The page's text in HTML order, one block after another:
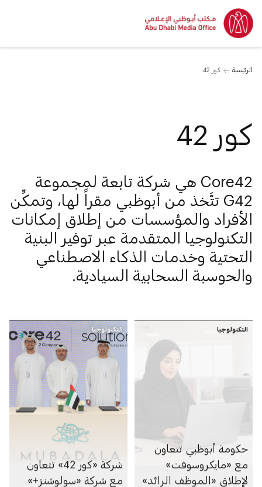
الرئيسية كور 42
كور 42
Core42 هي شركة تابعة لمجموعة
G42 تتَّخذ من أبوظبي مقراً لها، وتمكِّن
الأفراد والمؤسسات من إطلاق إمكانات
التكنولوجيا المتقدمة عبر توفير البنية
التحتية وخدمات الذكاء الاصطناعي
والحوسبة السحابية السيادية.
التكنولوجيا
حكومة أبوظبي تتعاون
مع «مايكروسوفت»
لإطلاق «الموظف الرائد»
التكنولوجيا
شركة «كور 42» تتعاون
مع شركة «سولوشنز+»